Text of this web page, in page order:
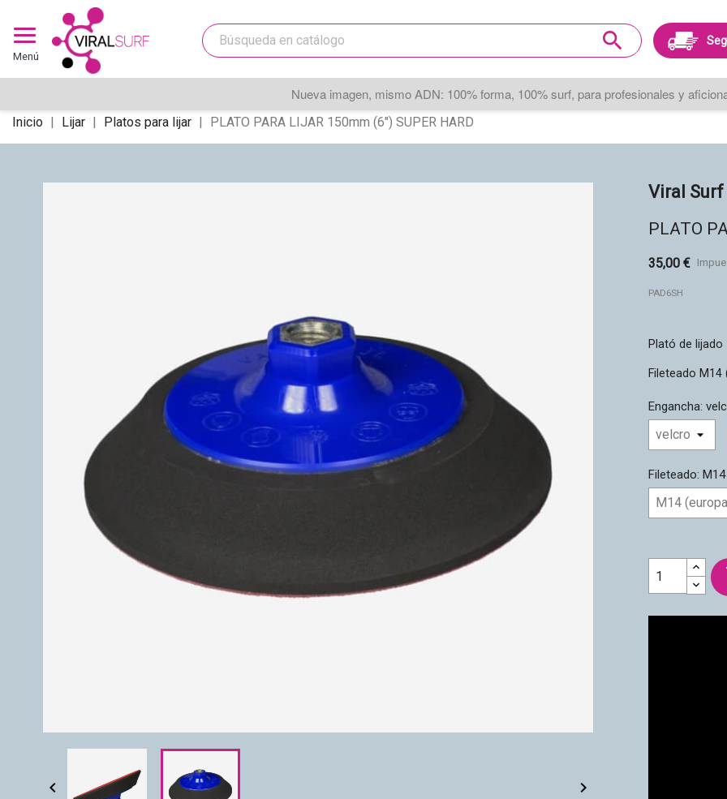
Menú
search
Nueva imagen, mismo ADN: 100% forma, 100% surf, para profesionales y
Inicio Lijar Platos para lijar PLATO PARA LIJAR 150mm (6") SUPER HARD
 
Viral Surf
PLATO
35,00 €
PAD6SH
Plató de
Fileteado
Engancha:
Fileteado: